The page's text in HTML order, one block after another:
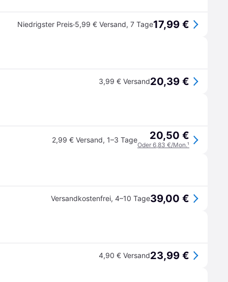
Niedrigster Preis·5,99 € Versand, 7 Tage17,99 €
3,99 € Versand20,39 €
2,99 € Versand, 1–3 Tage 20,50 €
Oder 6,83 €/Mon.¹
Versandkostenfrei, 4–10 Tage39,00 €
4,90 € Versand23,99 €